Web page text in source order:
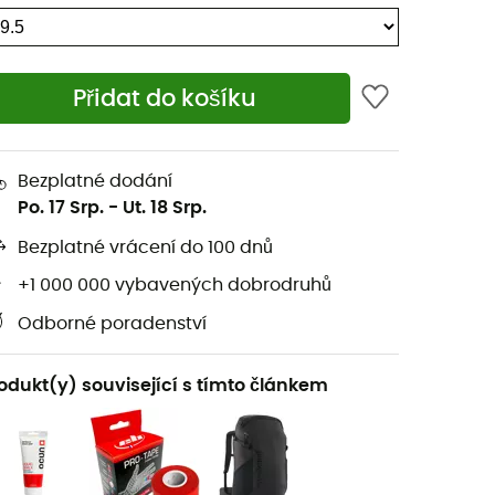
Přidat do košíku
Bezplatné dodání
Po. 17 Srp. - Ut. 18 Srp.
Bezplatné vrácení do 100 dnů
+1 000 000 vybavených dobrodruhů
Odborné poradenství
související s tímto článkem